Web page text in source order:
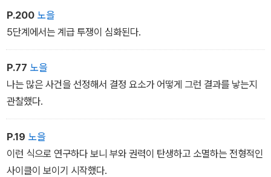
P.200 노을
5단계에서는 계급 투쟁이 심화된다.
P.77 노을
나는 많은 사건을 선정해서 결정 요소가 어떻게 그런 결과를 낳는지
관찰했다.
P.19 노을
이런 식으로 연구하다 보니 부와 권력이 탄생하고 소멸하는 전형적인
사이클이 보이기 시작했다.